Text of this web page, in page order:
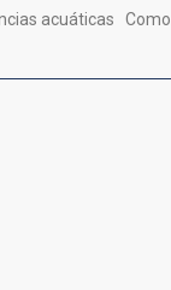
acuáticas Como